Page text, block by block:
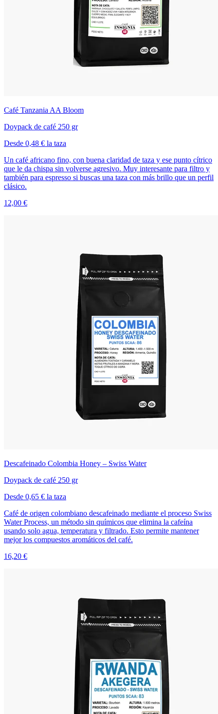
Café Tanzania AA Bloom
Doypack de café 250 gr
Desde 0,48 € la taza
Un café africano fino, con buena claridad de taza y ese punto cítrico
que le da chispa sin volverse agresivo. Muy interesante para filtro y
también para espresso si buscas una taza con más brillo que un perfil
clásico.
12,00 €
Descafeinado Colombia Honey – Swiss Water
Doypack de café 250 gr
Desde 0,65 € la taza
Café de origen colombiano descafeinado mediante el proceso Swiss
Water Process, un método sin químicos que elimina la cafeína
usando solo agua, temperatura y filtrado. Esto permite mantener
mejor los compuestos aromáticos del café.
16,20 €